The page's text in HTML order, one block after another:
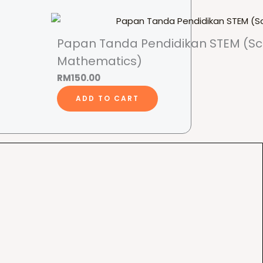
Papan Tanda Pendidikan STEM
Mathematics)
RM150.00
ADD TO CART